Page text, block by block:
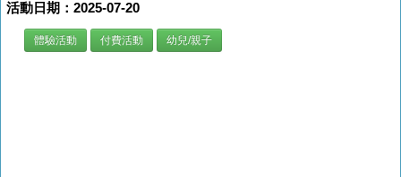
活動日期：2025-07-20
體驗活動 付費活動 幼兒/親子